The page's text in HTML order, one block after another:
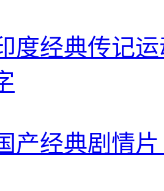
度经典传记
产经典剧情